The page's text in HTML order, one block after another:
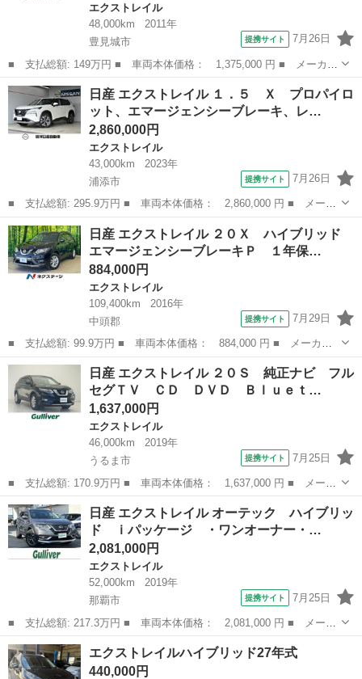
エクストレイル
48,000km
2011年
豊見城市
提携サイト 7月26日
■ 支払総額: 149万円 ■ 車両本体価格： 1,375,000 円 ■ メーカー
名： 日産 ■ 車種名： エクストレイル ■ グレード名： ２．
５ ２５Ｘ ４ＷＤ ルーフレール、セミオート付オートマチック、
全席コンフォ...
沖縄 豊見城市 エクストレイル
日産 エクストレイル １．５ Ｘ プロパイロ
ット、エマージェンシーブレーキ、レ…
2,860,000円
エクストレイル
43,000km
2023年
浦添市
提携サイト 7月26日
■ 支払総額: 295.9万円 ■ 車両本体価格： 2,860,000 円 ■ メーカ
ー名： 日産 ■ 車種名： エクストレイル ■ グレード名： １．
５ Ｘ プロパイロット、エマージェンシーブレーキ、レーンキー
プ、運転席...
沖縄 浦添市 エクストレイル
日産 エクストレイル ２０Ｘ ハイブリッド
エマージェンシーブレーキＰ １年保…
884,000円
エクストレイル
109,400km
2016年
中頭郡
提携サイト 7月29日
■ 支払総額: 99.9万円 ■ 車両本体価格： 884,000 円 ■ メーカー
名： 日産 ■ 車種名： エクストレイル ■ グレード名： ２０
Ｘ ハイブリッド エマージェンシーブレーキＰ １年保証付 純正
ナビ 全周囲カ...
沖縄 中頭郡 エクストレイル
日産 エクストレイル ２０Ｓ 純正ナビ フル
セグＴＶ ＣＤ ＤＶＤ Ｂｌｕｅｔ…
1,637,000円
エクストレイル
46,000km
2019年
うるま市
提携サイト 7月25日
■ 支払総額: 170.9万円 ■ 車両本体価格： 1,637,000 円 ■ メーカ
ー名： 日産 ■ 車種名： エクストレイル ■ グレード名： ２０
Ｓ 純正ナビ フルセグＴＶ ＣＤ ＤＶＤ Ｂｌｕｅｔｏｏｔｈ
ＡＵＸ ...
沖縄 うるま市 エクストレイル
日産 エクストレイル オーテック ハイブリッ
ド ｉパッケージ ・ワンオーナー・…
2,081,000円
エクストレイル
52,000km
2019年
那覇市
提携サイト 7月25日
■ 支払総額: 217.3万円 ■ 車両本体価格： 2,081,000 円 ■ メーカ
ー名： 日産 ■ 車種名： エクストレイル ■ グレード名： オー
テック ハイブリッド ｉパッケージ ・ワンオーナー・純正ナビ
（ＭＭ５１...
沖縄 那覇市 エクストレイル
エクストレイルハイブリッド27年式
440,000円